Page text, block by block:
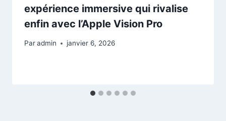
expérience immersive qui rivalise
enfin avec l’Apple Vision Pro
Paradmin janvier 6, 2026